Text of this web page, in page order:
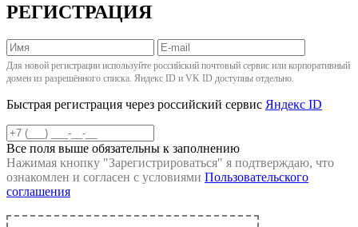
РЕГИСТРАЦИЯ
Для новой регистрации используйте российский почтовый сервис или корпоративный
домен из разрешённого списка. Яндекс ID и VK ID доступны отдельно.
Быстрая регистрация через российский сервис Яндекс ID
Все поля выше обязательны к заполнению
Нажимая кнопку "Зарегистрироваться" я подтверждаю, что
ознакомлен и согласен с условиями Пользовательского
соглашения